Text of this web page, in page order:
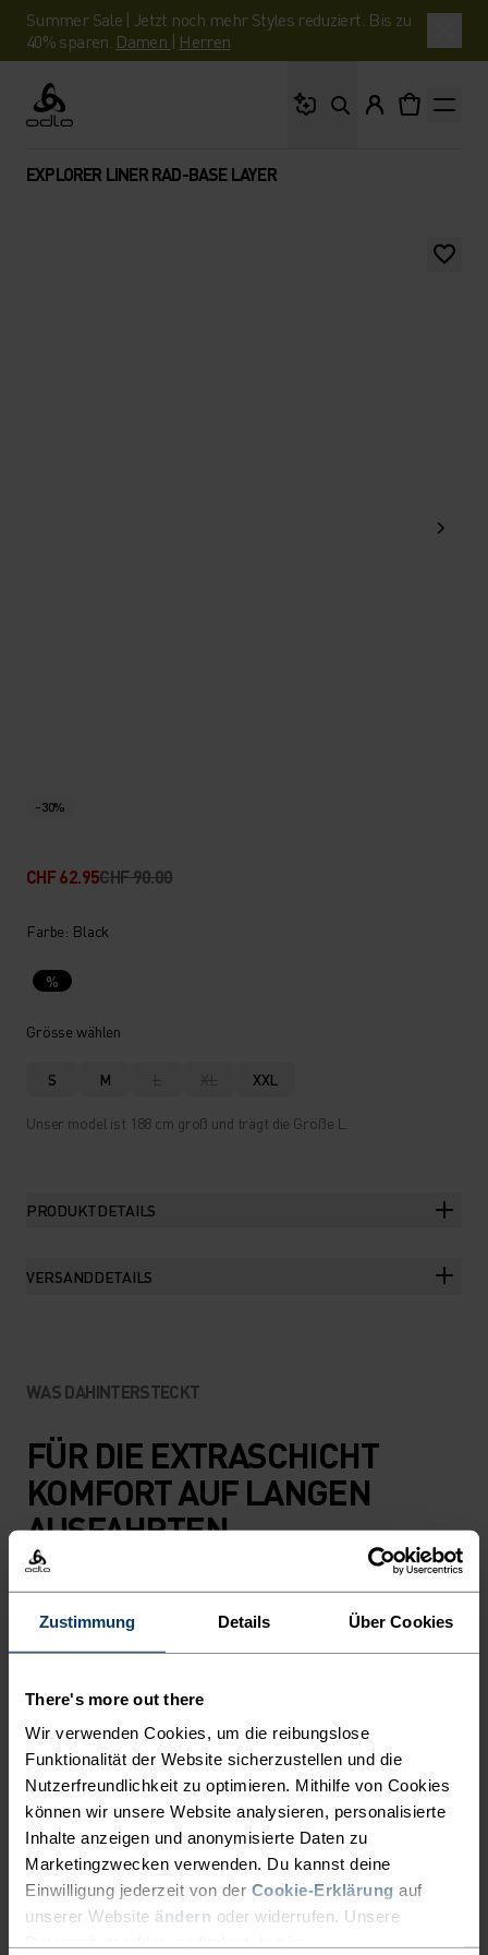
Zustimmung Details Über Cookies
There's more out there
Wir verwenden Cookies, um die reibungslose
Funktionalität der Website sicherzustellen und die
Nutzerfreundlichkeit zu optimieren. Mithilfe von Cookies
können wir unsere Website analysieren, personalisierte
Inhalte anzeigen und anonymisierte Daten zu
Marketingzwecken verwenden. Du kannst deine
Einwilligung jederzeit von der Cookie-Erklärung auf
unserer Website ändern oder widerrufen. Unsere
Summer Sale | Jetzt noch mehr Styles reduziert. Bis zu
40% sparen. Damen | Herren
Odlo
EXPLORER LINER RAD-BASE LAYER
-30%
CHF 62.95CHF 90.00
Farbe: Black
%
Grösse wählen
S M L XL XXL
Unser model ist 188 cm groß und trägt die Größe L.
PRODUKTDETAILS
VERSANDDETAILS
WAS DAHINTERSTECKT
FÜR DIE EXTRASCHICHT
KOMFORT AUF LANGEN
AUSFAHRTEN.
Ob Bikepacking, Abenteuer im Gelände oder
täglicher Arbeitsweg – dieser Style passt immer
(drunter): Die in unserer Fabrik in Europa
körpernahe Schicht unter deiner liebsten Baggy
oder Radhose. Damit du es auf ausgedehnten
Touren in wechselndem Terrain jederzeit bequem
hast, haben wir sie mit unserem neuen Explorer
Sitzpolster aus biobasiertem perforierten 10-
mm-Schaumstoff ausgestattet. Für die nötige
Atmungsaktivität sorgen ultraleichte Mesh-